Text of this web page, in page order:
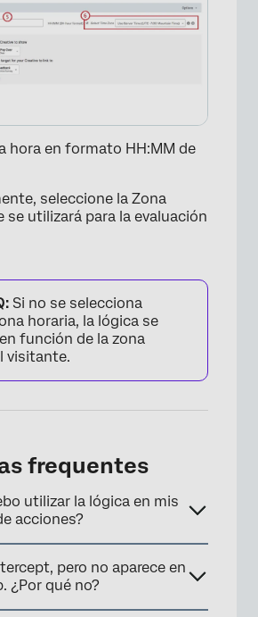
×
×
hora en formato HH:MM de
seleccione la Zona
se utilizará para la evaluación
Si no se selecciona
horaria, la lógica se
función de la zona
visitante.
frequentes
utilizar la lógica en mis
acciones?
pero no aparece en
¿Por qué no?